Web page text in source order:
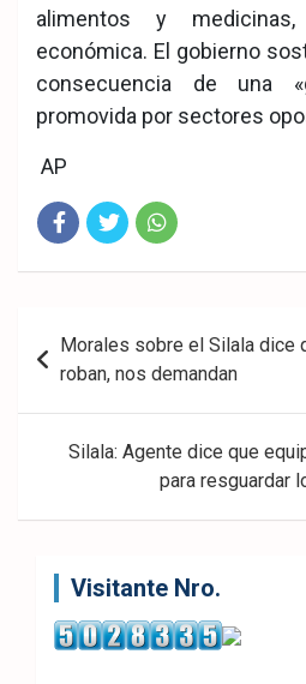
alimentos y
económica. El gobierno
consecuencia de una
promovida por sectores
AP
ook
pp
Navegación
de
entradas
Morales sobre el Silala dice
roban, nos demandan
Silala: Agente dice que
para resguardar
Visitante Nro.